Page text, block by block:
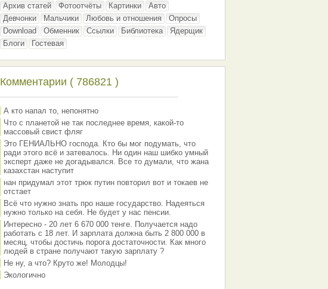
Архив статей
Фотоотчёты Картинки
Авто
Девчонки
Мальчики Любовь и отношения
Опросы
Download
Обменник Ссылки Библиотека
Ядерщик
Блоги
Гостевая
Комментарии ( 786821 )
А кто напал то, непонятно
Что с планетой не так последнее время, какой-то
массовый свист фляг
Это ГЕНИАЛЬНО господа. Кто бы мог подумать, что
ради этого всё и затевалось. Ни один наш шибко умный
эксперт даже не догадывался. Все то думали, что жана
казахстан наступит
нан придумал этот трюк путин повторил вот и токаев не
отстает
Всё что нужно знать про наше государство. Надеяться
нужно только на себя. Не будет у нас пенсии.
Интересно - 20 лет 6 670 000 тенге. Получается надо
работать с 18 лет. И зарплата должна быть 2 800 000 в
месяц, чтобы достичь порога достаточности. Как много
людей в стране получают такую зарплату ?
Не ну, а что? Круто же! Молодцы!
Экологично